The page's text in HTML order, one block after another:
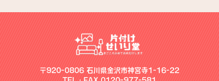
〒920-0806 石川県金沢市神宮寺1-16-22